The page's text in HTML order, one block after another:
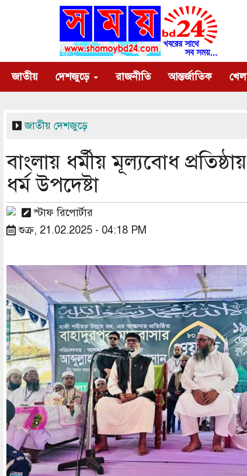
Main
navigation
জাতীয় দেশজুড়ে রাজনীতি আন্তর্জাতিক
জাতীয় দেশজুড়ে
বাংলায় ধর্মীয় মূল্যবোধ
ধর্ম উপদেষ্টা
স্টাফ রিপোর্টার
শুক্র, 21.02.2025 - 04:18 PM
Image